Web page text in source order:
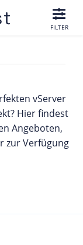
FILTER
vServer
Hier findest
Angeboten,
zur Verfügung